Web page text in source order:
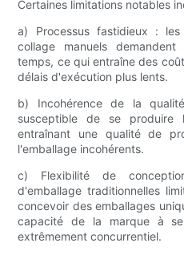
Certaines limitations notables
a) Processus fastidieux :
collage manuels
temps, ce qui entraîne des
délais d'exécution plus lents.
b) Incohérence de la
susceptible de se produire
entraînant une qualité de
l'emballage incohérents.
c) Flexibilité de
d'emballage traditionnelles
concevoir des emballages
capacité de la marque à
extrêmement concurrentiel.